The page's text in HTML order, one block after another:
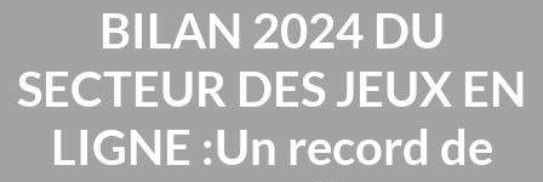
BILAN 2024 DU
SECTEUR DES JEUX EN
LIGNE :Un record de